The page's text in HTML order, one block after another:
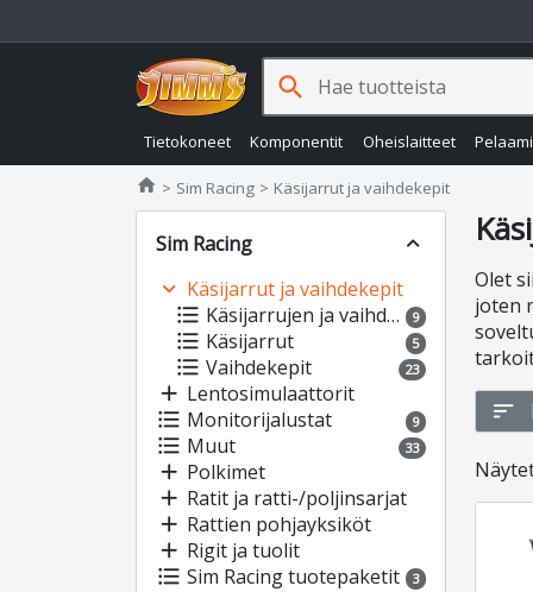
Tietokoneet Komponentit Oheislaitteet
search
home Jimms.fi
Sim Racing Käsijarrut ja vaihdekepit
Sim Racing
expand_less
expand_more Käsijarrut ja vaihdekepit
format_list_bulleted Käsijarrujen ja vaihdekeppien lisätarvikkeet 9
format_list_bulleted Käsijarrut 5
format_list_bulleted Vaihdekepit 23
add Lentosimulaattorit
format_list_bulleted Monitorijalustat 9
format_list_bulleted Muut 33
add Polkimet
add Ratit ja ratti-/poljinsarjat
add Rattien pohjayksiköt
add Rigit ja tuolit
format_list_bulleted Sim Racing tuotepaketit 3
Olet
joten
sort